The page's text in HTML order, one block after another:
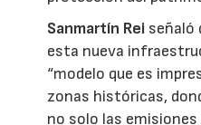
Sanmartín Rei señaló
esta nueva
“modelo que es
zonas históricas,
no solo las